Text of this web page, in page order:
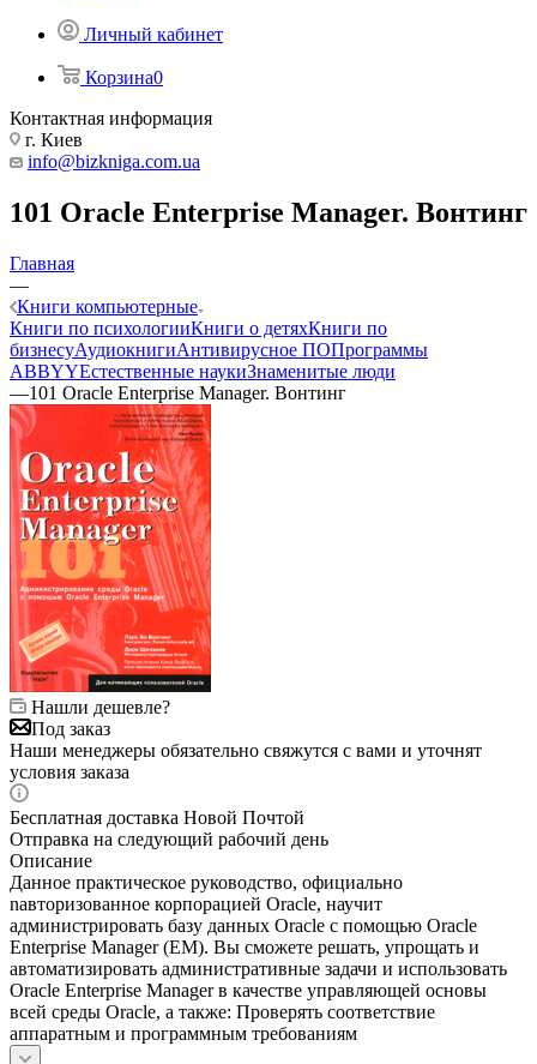
Личный кабинет
Корзина0
Контактная информация
г. Киев
info@bizkniga.com.ua
101 Oracle Enterprise Manager. Вонтинг
Главная
—
Книги компьютерные
Книги по психологииКниги о детяхКниги по
бизнесуАудиокнигиАнтивирусное ПОПрограммы
ABBYYЕстественные наукиЗнаменитые люди
—101 Oracle Enterprise Manager. Вонтинг
Нашли дешевле?
Под заказ
Наши менеджеры обязательно свяжутся с вами и уточнят
условия заказа
Бесплатная доставка Новой Почтой
Отправка на следующий рабочий день
Описание
Данное практическое руководство, официально
nавторизованное корпорацией Oracle, научит
администрировать базу данных Oracle с помощью Oracle
Enterprise Manager (EM). Вы сможете решать, упрощать и
автоматизировать административные задачи и использовать
Oracle Enterprise Manager в качестве управляющей основы
всей среды Oracle, а также: Проверять соответствие
аппаратным и программным требованиям